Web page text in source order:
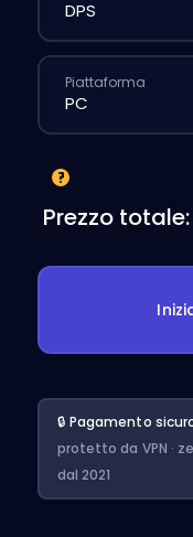
Piattaforma
Prezzo totale:
🔒 Pagamento
protetto da VPN ·
dal 2021